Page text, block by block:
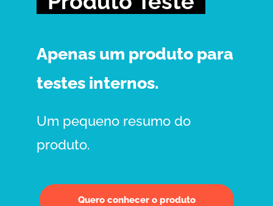
Apenas um produto para
testes internos.
Um pequeno resumo do
produto.
Quero conhecer o produto